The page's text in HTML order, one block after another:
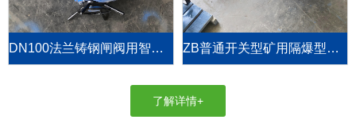
DN100法兰铸钢闸阀用智能整体型阀门电动执行器 ZB普通开关型矿用隔爆型阀门电动执行机构
了解详情+